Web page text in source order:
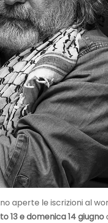
aperte le iscrizioni al
13 e domenica 14 giugno